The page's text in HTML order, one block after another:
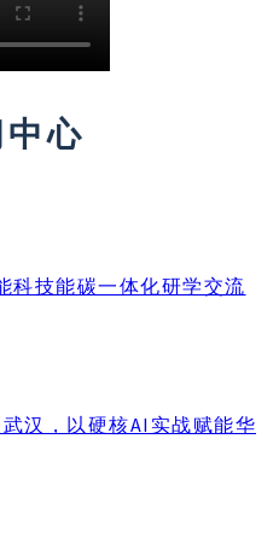
心
科技能碳一体化研学交流
汉，以硬核AI实战赋能华